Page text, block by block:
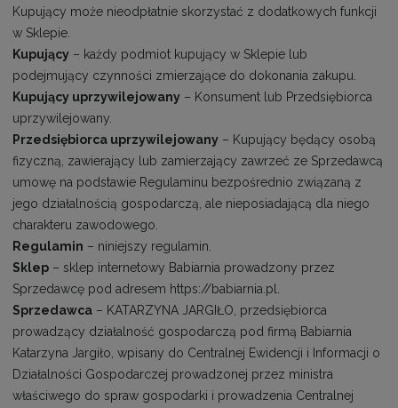
Kupujący może nieodpłatnie skorzystać z dodatkowych funkcji
w Sklepie.
Kupujący – każdy podmiot kupujący w Sklepie lub
podejmujący czynności zmierzające do dokonania zakupu.
Kupujący uprzywilejowany – Konsument lub Przedsiębiorca
uprzywilejowany.
Przedsiębiorca uprzywilejowany – Kupujący będący osobą
fizyczną, zawierający lub zamierzający zawrzeć ze Sprzedawcą
umowę na podstawie Regulaminu bezpośrednio związaną z
jego działalnością gospodarczą, ale nieposiadającą dla niego
charakteru zawodowego.
Regulamin – niniejszy regulamin.
Sklep – sklep internetowy Babiarnia prowadzony przez
Sprzedawcę pod adresem https://babiarnia.pl.
Sprzedawca – KATARZYNA JARGIŁO, przedsiębiorca
prowadzący działalność gospodarczą pod firmą Babiarnia
Katarzyna Jargiło, wpisany do Centralnej Ewidencji i Informacji o
Działalności Gospodarczej prowadzonej przez ministra
właściwego do spraw gospodarki i prowadzenia Centralnej